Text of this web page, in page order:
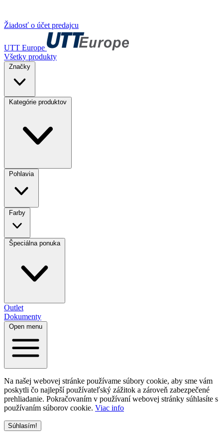
Žiadosť o účet predajcu
UTT Europe
Všetky produkty
Značky
Kategórie produktov
Pohlavia
Farby
Špeciálna ponuka
Outlet
Dokumenty
Open menu
Na našej webovej stránke používame súbory cookie, aby sme vám
poskytli čo najlepší používateľský zážitok a zároveň zabezpečené
prehliadanie. Pokračovaním v používaní webovej stránky súhlasíte s
používaním súborov cookie. Viac info
Súhlasím!